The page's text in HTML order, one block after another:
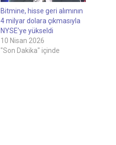
Bitmine, hisse geri alımının
4 milyar dolara çıkmasıyla
NYSE’ye yükseldi
10 Nisan 2026
"Son Dakika" içinde